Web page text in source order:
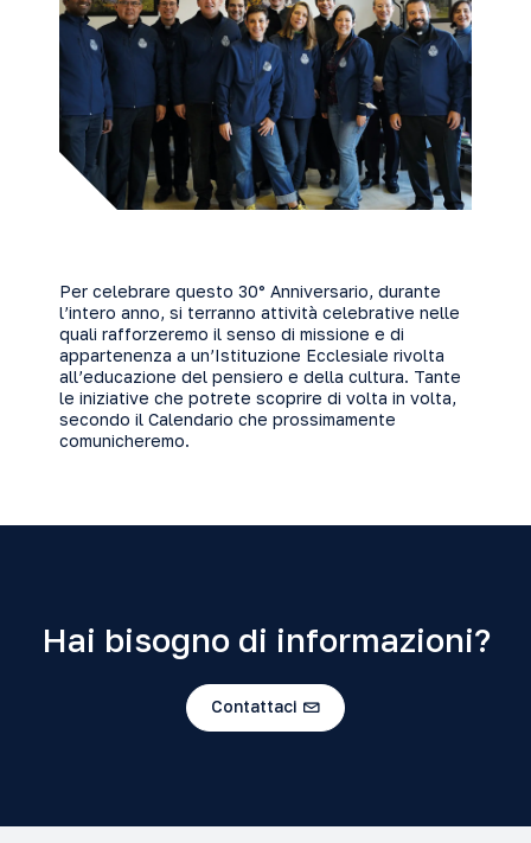
Per celebrare questo 30° Anniversario, durante
l’intero anno, si terranno attività celebrative nelle
quali rafforzeremo il senso di missione e di
appartenenza a un’Istituzione Ecclesiale rivolta
all’educazione del pensiero e della cultura. Tante
le iniziative che potrete scoprire di volta in volta,
secondo il Calendario che prossimamente
comunicheremo.
Hai bisogno di informazioni?
Contattaci